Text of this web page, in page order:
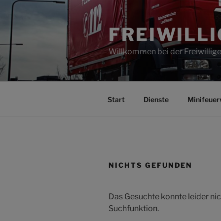
Zum
Inhalt
springen
Willkommen bei der
Start Dienste
NICHTS GEFUNDEN
Das Gesuchte konnte leider
Suchfunktion.